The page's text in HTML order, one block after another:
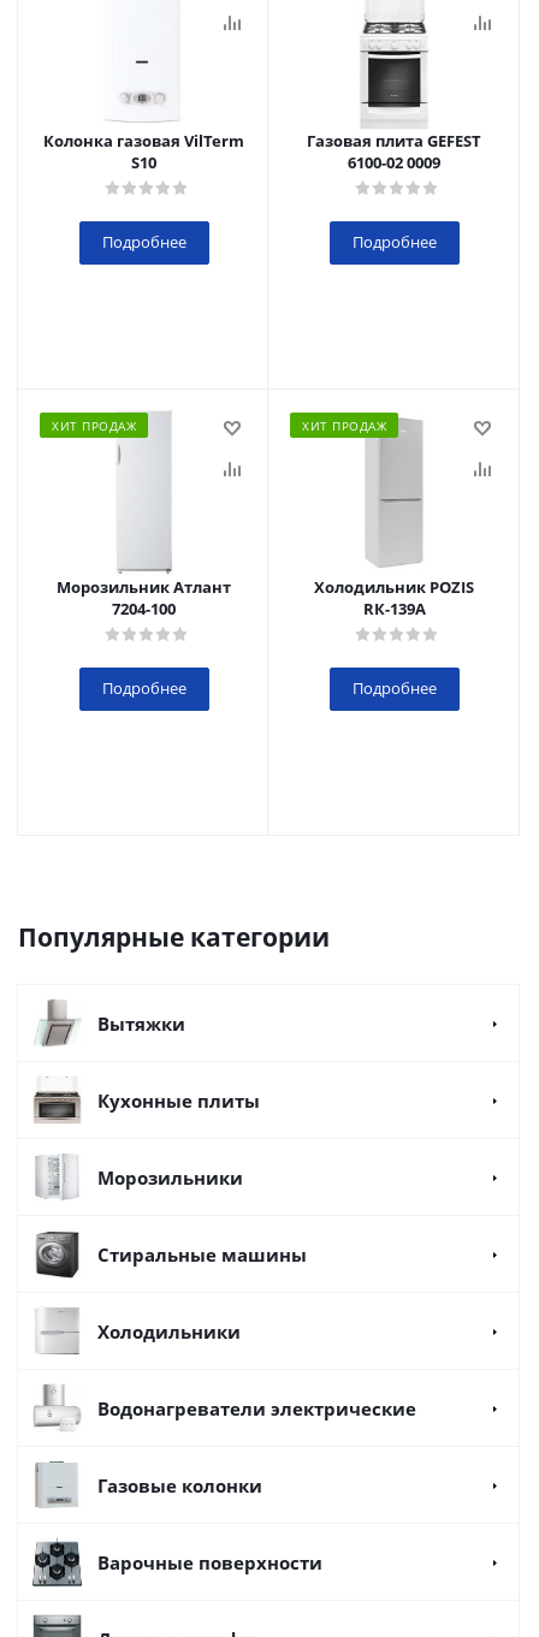
Колонка газовая VilTerm
S10
Подробнее
Газовая плита GEFEST
6100-02 0009
Подробнее
ХИТ ПРОДАЖ
Морозильник Атлант
7204-100
Подробнее
ХИТ ПРОДАЖ
Холодильник POZIS
RК-139А
Подробнее
Популярные категории
Вытяжки
Кухонные плиты
Морозильники
Стиральные машины
Холодильники
Водонагреватели электрические
Газовые колонки
Варочные поверхности